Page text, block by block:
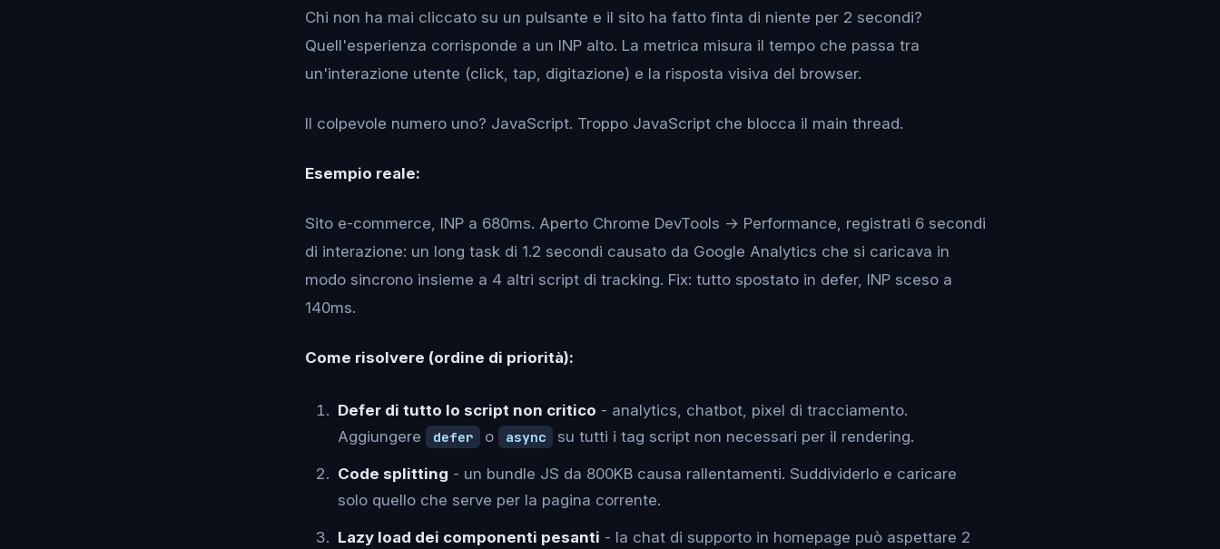
Chi non ha mai cliccato su un pulsante e il sito ha fatto finta di niente per 2 secondi?
Quell'esperienza corrisponde a un INP alto. La metrica misura il tempo che passa tra
un'interazione utente (click, tap, digitazione) e la risposta visiva del browser.
Il colpevole numero uno? JavaScript. Troppo JavaScript che blocca il main thread.
Esempio reale:
Sito e-commerce, INP a 680ms. Aperto Chrome DevTools → Performance, registrati 6 secondi
di interazione: un long task di 1.2 secondi causato da Google Analytics che si caricava in
modo sincrono insieme a 4 altri script di tracking. Fix: tutto spostato in defer, INP sceso a
140ms.
Come risolvere (ordine di priorità):
Defer di tutto lo script non critico - analytics, chatbot, pixel di tracciamento.
Aggiungere
defer o async su tutti i tag script non necessari per il rendering.
Code splitting - un bundle JS da 800KB causa rallentamenti. Suddividerlo e caricare
solo quello che serve per la pagina corrente.
Lazy load dei componenti pesanti - la chat di supporto in homepage può aspettare 2